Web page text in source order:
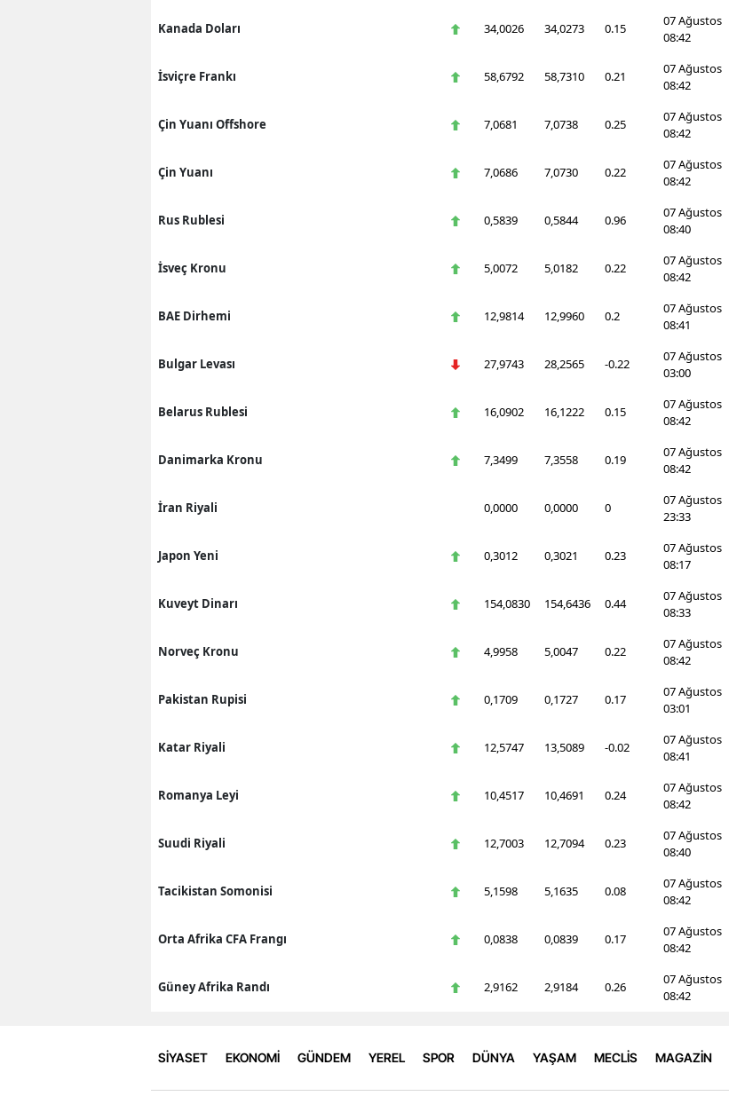
Kanada Doları 34,0026 34,0273 0.15
07 Ağustos
08:42
İsviçre Frankı 58,6792 58,7310 0.21
07 Ağustos
08:42
Çin Yuanı Offshore 7,0681 7,0738 0.25
07 Ağustos
08:42
Çin Yuanı 7,0686 7,0730 0.22
07 Ağustos
08:42
Rus Rublesi 0,5839 0,5844 0.96
07 Ağustos
08:40
İsveç Kronu 5,0072 5,0182 0.22
07 Ağustos
08:42
BAE Dirhemi 12,9814 12,9960 0.2
07 Ağustos
08:41
Bulgar Levası 27,9743 28,2565 -0.22
07 Ağustos
03:00
Belarus Rublesi 16,0902 16,1222 0.15
07 Ağustos
08:42
Danimarka Kronu 7,3499 7,3558 0.19
07 Ağustos
08:42
İran Riyali 0,0000 0,0000 0
07 Ağustos
23:33
Japon Yeni 0,3012 0,3021 0.23
07 Ağustos
08:17
Kuveyt Dinarı 154,0830 154,6436 0.44
07 Ağustos
08:33
Norveç Kronu 4,9958 5,0047 0.22
07 Ağustos
08:42
Pakistan Rupisi 0,1709 0,1727 0.17
07 Ağustos
03:01
Katar Riyali 12,5747 13,5089 -0.02
07 Ağustos
08:41
Romanya Leyi 10,4517 10,4691 0.24
07 Ağustos
08:42
Suudi Riyali 12,7003 12,7094 0.23
07 Ağustos
08:40
Tacikistan Somonisi 5,1598 5,1635 0.08
07 Ağustos
08:42
Orta Afrika CFA Frangı 0,0838 0,0839 0.17
07 Ağustos
08:42
Güney Afrika Randı 2,9162 2,9184 0.26
07 Ağustos
08:42
SİYASET EKONOMİ GÜNDEM YEREL SPOR DÜNYA YAŞAM MECLİS MAGAZİN